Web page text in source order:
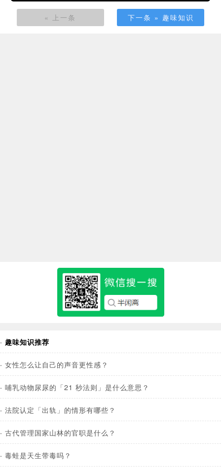
« 上一条 下一条 » 趣味知识
· 趣味知识推荐
· 女性怎么让自己的声音更性感？
· 哺乳动物尿尿的「21 秒法则」是什么意思？
· 法院认定「出轨」的情形有哪些？
· 古代管理国家山林的官职是什么？
· 毒蛙是天生带毒吗？